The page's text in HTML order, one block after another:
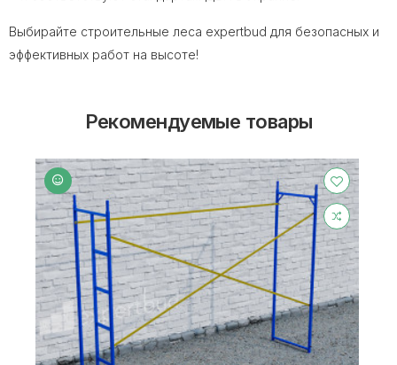
Выбирайте строительные леса expertbud для безопасных и
эффективных работ на высоте!
Рекомендуемые товары